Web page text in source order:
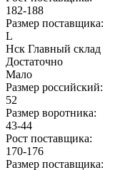
182-188
Размер поставщика:
L
Нск Главный склад
Достаточно
Мало
Размер российский:
52
Размер воротника:
43-44
Рост поставщика:
170-176
Размер поставщика: